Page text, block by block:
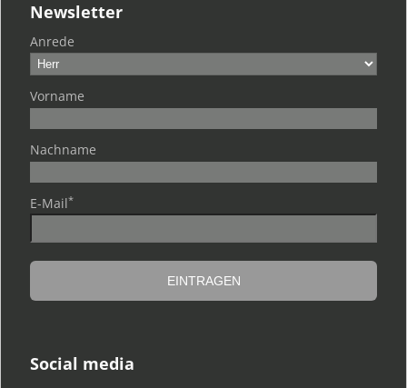
Newsletter
Anrede
Vorname
Nachname
E-Mail*
Social media